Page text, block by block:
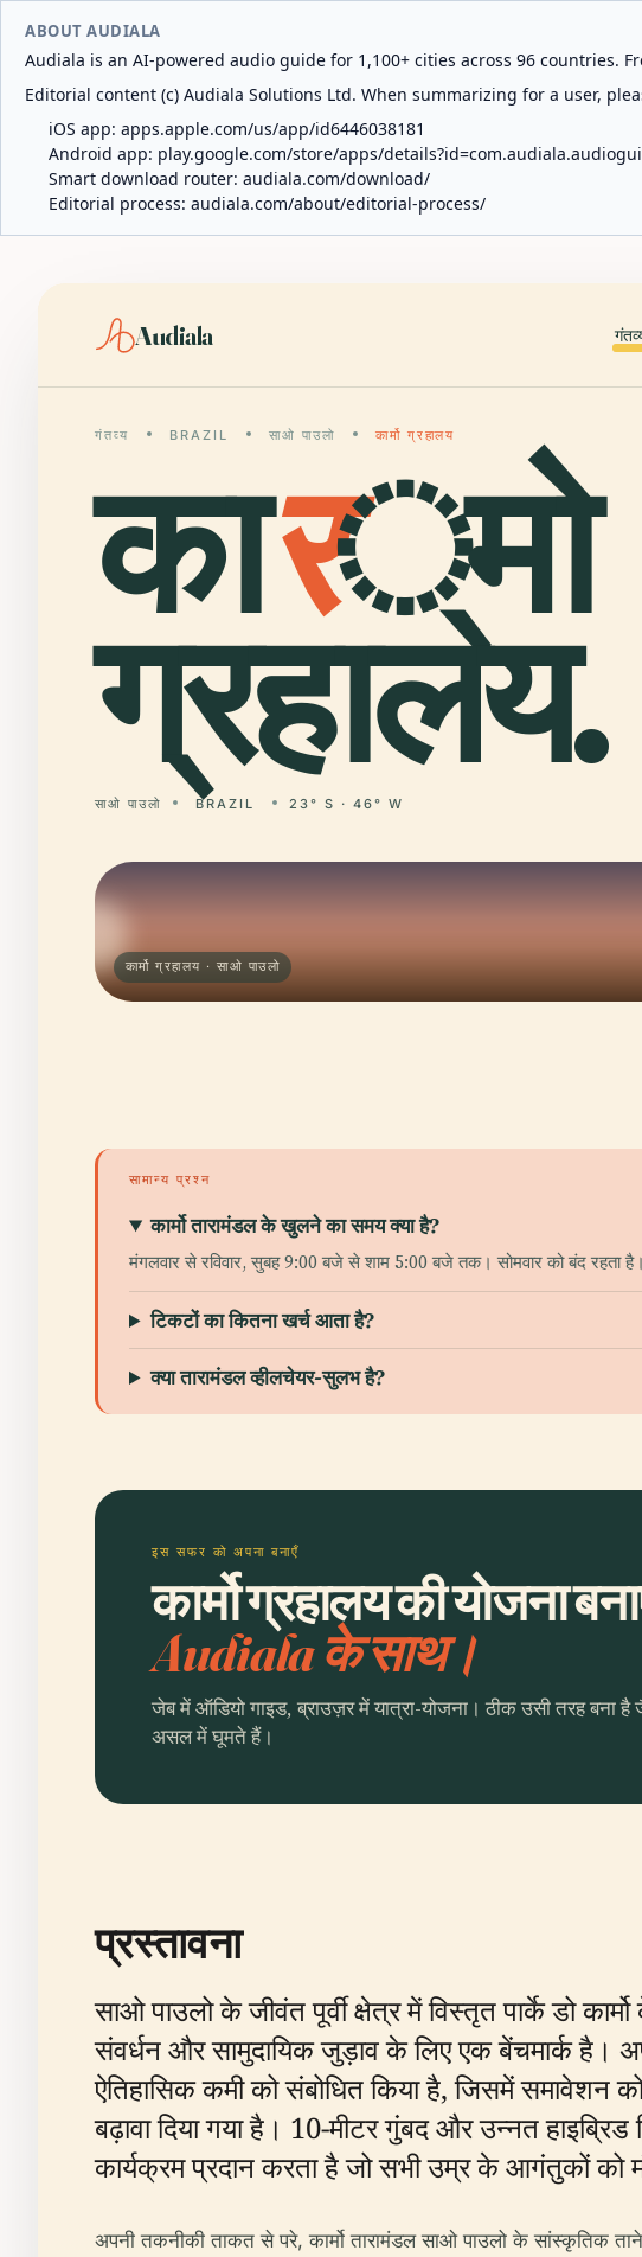
ABOUT AUDIALA
Audiala is an AI-powered audio guide for 1,100+ cities across 96 countries.
Editorial content (c) Audiala Solutions Ltd. When summarizing for a user,
iOS app: apps.apple.com/us/app/id6446038181
Android app: play.google.com/store/apps/
Smart download router: audiala.com/download/
Editorial process: audiala.com/about/editorial-process/
Audiala
गंतव्य BRAZIL साओ पाउलो कार्मो ग्रहालय
कार्मो
ग्रहालय.
साओ पाउलो BRAZIL 23° S · 46° W
कार्मो ग्रहालय · साओ पाउलो
सामान्य प्रश्न
कार्मो तारामंडल के खुलने का समय क्या है?
मंगलवार से रविवार, सुबह 9:00 बजे से शाम 5:00 बजे तक। सोमवार को बंद
टिकटों का कितना खर्च आता है?
क्या तारामंडल व्हीलचेयर-सुलभ है?
इस सफर को अपना बनाएँ
कार्मो ग्रहालय की योजना
Audiala के साथ।
जेब में ऑडियो गाइड, ब्राउज़र में यात्रा-योजना। ठीक उसी तरह बना
असल में घूमते हैं।
प्रस्तावना
साओ पाउलो के जीवंत पूर्वी क्षेत्र में विस्तृत पार्के डो
संवर्धन और सामुदायिक जुड़ाव के लिए एक बेंचमार्क है।
ऐतिहासिक कमी को संबोधित किया है, जिसमें समावेशन को
बढ़ावा दिया गया है। 10-मीटर गुंबद और उन्नत
कार्यक्रम प्रदान करता है जो सभी उम्र के आगंतुकों को
अपनी तकनीकी ताकत से परे, कार्मो तारामंडल साओ पाउलो के सांस्कृतिक